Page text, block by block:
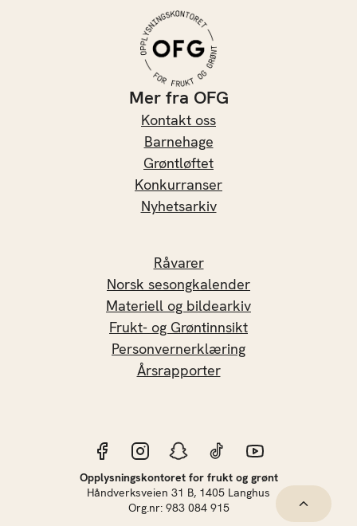
Mer fra OFG
Kontakt oss
Barnehage
Grøntløftet
Konkurranser
Nyhetsarkiv
Råvarer
Norsk sesongkalender
Materiell og bildearkiv
Frukt- og Grøntinnsikt
Personvernerklæring
Årsrapporter
Opplysningskontoret for frukt og grønt
Håndverksveien 31 B, 1405 Langhus
Org.nr: 983 084 915
Hopp til